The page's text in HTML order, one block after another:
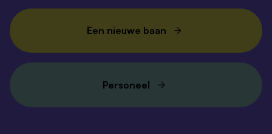
Een nieuwe baan
Personeel